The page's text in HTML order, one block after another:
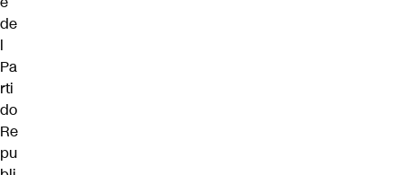
de
l
Pa
rti
do
Re
pu